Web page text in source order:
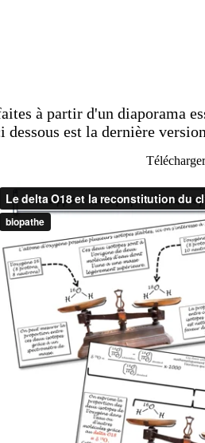
à partir d'un diaporama
dessous est la dernière